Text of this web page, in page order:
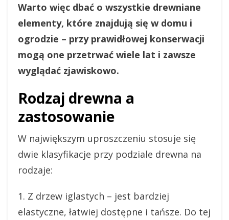
Warto więc dbać o wszystkie drewniane
elementy, które znajdują się w domu i
ogrodzie – przy prawidłowej konserwacji
mogą one przetrwać wiele lat i zawsze
wyglądać zjawiskowo.
Rodzaj drewna a
zastosowanie
W największym uproszczeniu stosuje się
dwie klasyfikacje przy podziale drewna na
rodzaje:
1. Z drzew iglastych – jest bardziej
elastyczne, łatwiej dostępne i tańsze. Do tej